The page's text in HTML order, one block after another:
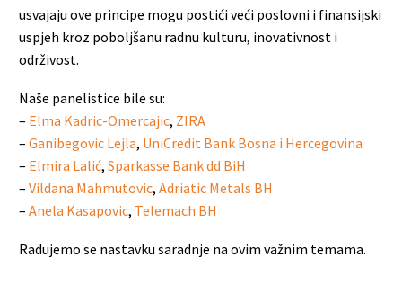
usvajaju ove principe mogu postići veći poslovni i finansijski
uspjeh kroz poboljšanu radnu kulturu, inovativnost i
održivost.
Naše panelistice bile su:
– Elma Kadric-Omercajic, ZIRA
– Ganibegovic Lejla, UniCredit Bank Bosna i Hercegovina
– Elmira Lalić, Sparkasse Bank dd BiH
– Vildana Mahmutovic, Adriatic Metals BH
– Anela Kasapovic, Telemach BH
Radujemo se nastavku saradnje na ovim važnim temama.